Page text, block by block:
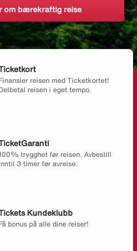
om bærekraftig reise
Finansier reisen med Ticketkortet!
Delbetal reisen i eget tempo.
trygghet før reisen. Avbestill
3 timer før avreise.
Kundeklubb
Få bonus på alle dine reiser!